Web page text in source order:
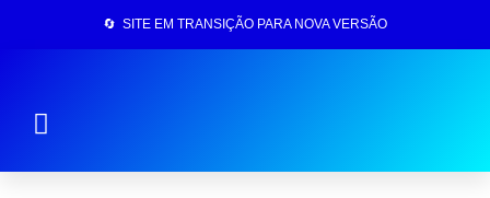
🔄 SITE EM TRANSIÇÃO PARA NOVA VERSÃO